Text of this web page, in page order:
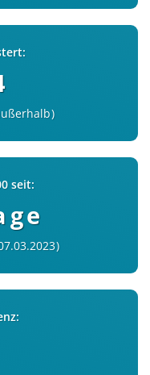
seit: